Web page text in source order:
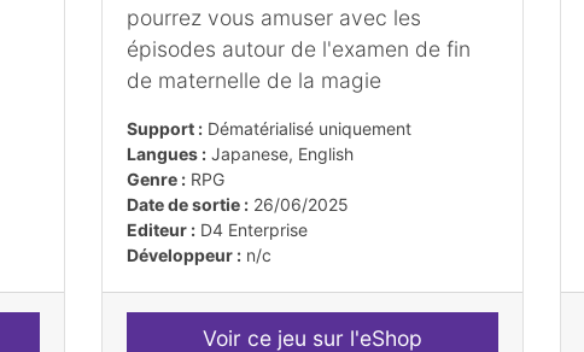
pourrez vous amuser avec les
épisodes autour de l'examen de fin
de maternelle de la magie
Support : Dématérialisé uniquement
Langues : Japanese, English
Genre : RPG
Date de sortie : 26/06/2025
Editeur : D4 Enterprise
Développeur : n/c
Voir ce jeu sur l'eShop